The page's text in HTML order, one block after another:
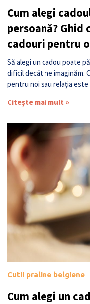
Cum alegi
persoană? Ghid
cadouri pentru
Să alegi un cadou poate
dificil decât ne imaginăm.
pentru noi sau relația
Citește mai mult »
Cutii praline belgiene
Cum alegi un